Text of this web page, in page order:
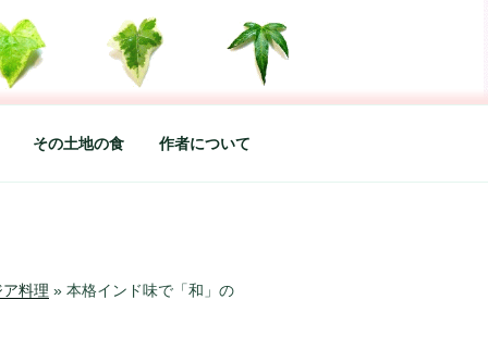
た松本あづさのDIARYです
その土地の食 作者について
料理 »本格インド味で「和」の